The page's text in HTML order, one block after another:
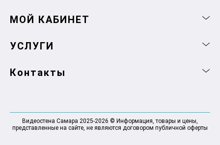
МОЙ КАБИНЕТ
УСЛУГИ
Контакты
Видеостена Самара 2025-2026 © Информация, товары и цены,
представленные на сайте, не являются договором публичной оферты